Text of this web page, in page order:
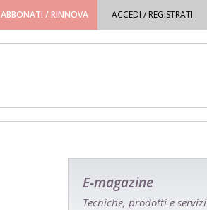
ABBONATI / RINNOVA ACCEDI / REGISTRATI
E-magazine
Tecniche, prodotti e servizi